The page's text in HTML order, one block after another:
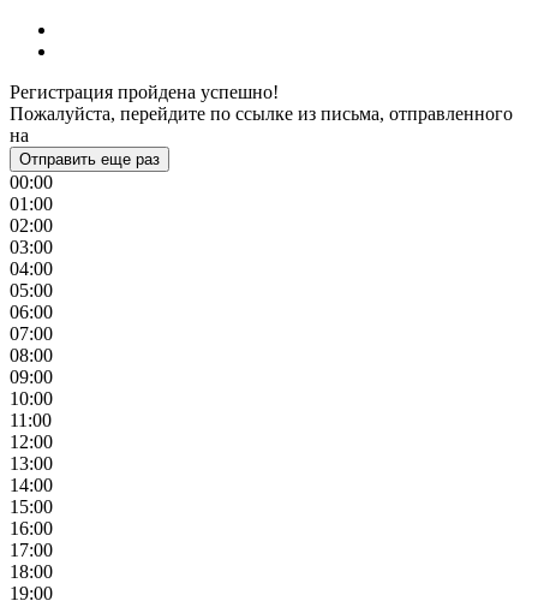
Регистрация пройдена успешно!
Пожалуйста, перейдите по ссылке из письма, отправленного
на
Отправить еще раз
00:00
01:00
02:00
03:00
04:00
05:00
06:00
07:00
08:00
09:00
10:00
11:00
12:00
13:00
14:00
15:00
16:00
17:00
18:00
19:00